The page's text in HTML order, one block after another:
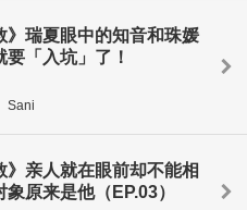
》瑞夏眼中的知音和珠媛
「入坑」了！
Sani
》亲人就在眼前却不能相
原来是他（EP.03）